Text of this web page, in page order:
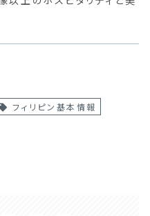
フィリピン基本情報